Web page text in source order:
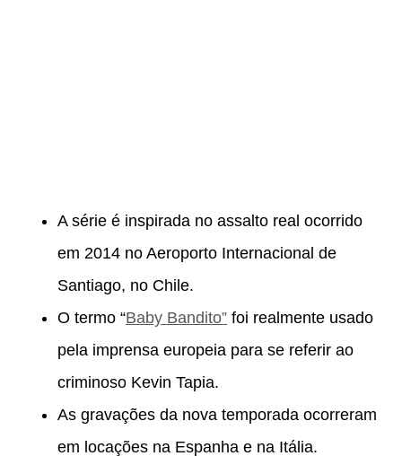
A série é inspirada no assalto real ocorrido
em 2014 no Aeroporto Internacional de
Santiago, no Chile.
O termo “Baby Bandito” foi realmente usado
pela imprensa europeia para se referir ao
criminoso Kevin Tapia.
As gravações da nova temporada ocorreram
em locações na Espanha e na Itália.